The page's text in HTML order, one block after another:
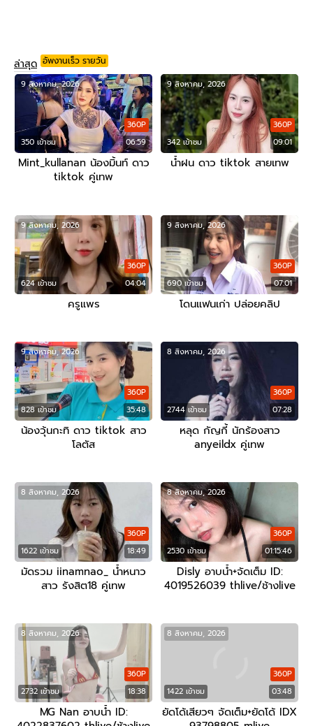
ล่าสุด อัพงานเร็ว รายวัน
350 เข้าชม 06:59
360P
9 สิงหาคม, 2026
Mint_kullanan น้องมิ้นท์ ดาว
tiktok คู่เทพ
342 เข้าชม 09:01
360P
9 สิงหาคม, 2026
น้ำฝน ดาว tiktok สายเทพ
624 เข้าชม 04:04
360P
9 สิงหาคม, 2026
ครูแพร
690 เข้าชม 07:01
360P
9 สิงหาคม, 2026
โดนแฟนเก่า ปล่อยคลิป
828 เข้าชม 35:48
360P
9 สิงหาคม, 2026
น้องวุ้นกะทิ ดาว tiktok สาว
โลตัส
2744 เข้าชม 07:28
360P
8 สิงหาคม, 2026
หลุด กัญกี้ นักร้องสาว
anyeildx คู่เทพ
1622 เข้าชม 18:49
360P
8 สิงหาคม, 2026
มัดรวม iinamnao_ น้ำหนาว
สาว รังสิต18 คู่เทพ
2530 เข้าชม 01:15:46
360P
8 สิงหาคม, 2026
Disly อาบน้ำ+จัดเต็ม ID:
4019526039 thlive/ช้างlive
2732 เข้าชม 18:38
360P
8 สิงหาคม, 2026
MG Nan อาบน้ำ ID:
1422 เข้าชม 03:48
360P
8 สิงหาคม, 2026
ยัดโด้เสียวๆ จัดเต็ม+ยัดโด้ IDX